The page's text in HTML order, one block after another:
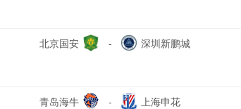
北京国安 - 深圳新鹏城
青岛海牛 - 上海申花